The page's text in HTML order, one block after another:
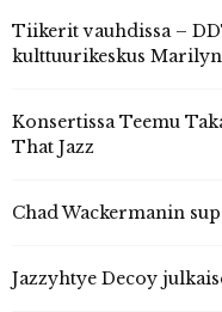
Tiikerit vauhdissa –
kulttuurikeskus
Konsertissa Teemu
That Jazz
Chad Wackermanin
Jazzyhtye Decoy